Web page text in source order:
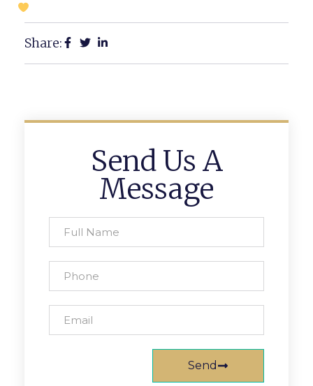
Share:
Send Us A
Message
Send